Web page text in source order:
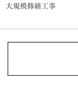
大規模修繕工事